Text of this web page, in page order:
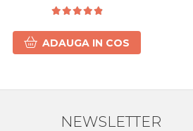
ADAUGA IN COS
NEWSLETTER